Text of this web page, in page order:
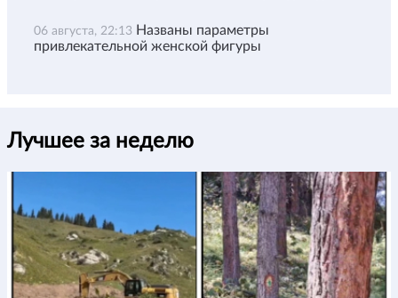
06 августа, 22:13 Названы параметры
привлекательной женской фигуры
Лучшее за неделю